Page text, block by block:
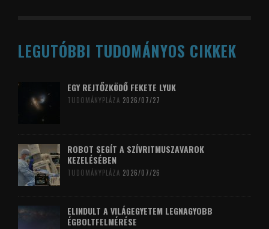
LEGUTÓBBI TUDOMÁNYOS CIKKEK
EGY REJTŐZKÖDŐ FEKETE LYUK
TUDOMÁNYPLÁZA 2026/07/27
ROBOT SEGÍT A SZÍVRITMUSZAVAROK
KEZELÉSÉBEN
TUDOMÁNYPLÁZA 2026/07/26
ELINDULT A VILÁGEGYETEM LEGNAGYOBB
ÉGBOLTFELMÉRÉSE